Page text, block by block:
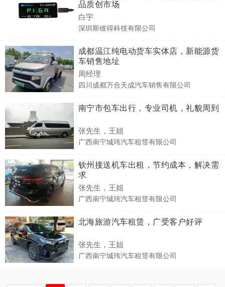
品质创市场
白宇
深圳斯彼得科技有限公司
成都温江纯电动货车实体店，新能源货
车销售地址
周经理
四川成都万合天成汽车销售有限公司
南宁市包车出行，专业司机，礼貌周到
张先生，王姐
广西南宁城玮汽车租赁有限公司
钦州接送机车出租，节约成本，解决需
求
张先生，王姐
广西南宁城玮汽车租赁有限公司
北海旅游汽车租赁，广受客户好评
张先生，王姐
广西南宁城玮汽车租赁有限公司